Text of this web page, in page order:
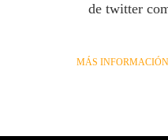
de twitter
MÁS INFORMACIÓN